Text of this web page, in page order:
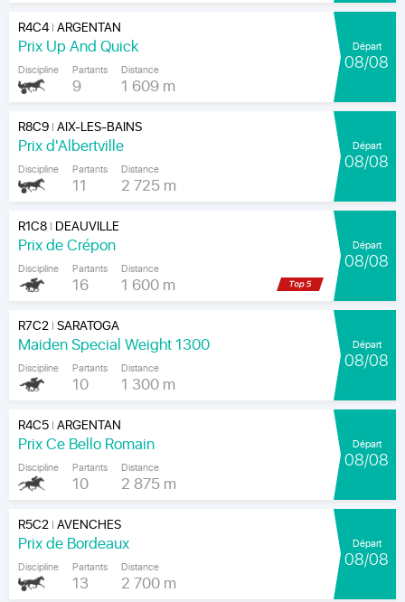
R4C4|ARGENTAN
Prix Up And Quick
Discipline Partants
9
Distance
1 609 m
Départ
08/08
R8C9|AIX-LES-BAINS
Prix d'Albertville
Discipline Partants
11
Distance
2 725 m
Départ
08/08
R1C8| DEAUVILLE
Prix de Crépon
Discipline Partants
16
Distance
1 600 m
Départ
08/08
R7C2|SARATOGA
Maiden Special Weight 1300
Discipline Partants
10
Distance
1 300 m
Départ
08/08
R4C5|ARGENTAN
Prix Ce Bello Romain
Discipline Partants
10
Distance
2 875 m
Départ
08/08
R5C2|AVENCHES
Prix de Bordeaux
Discipline Partants
13
Distance
2 700 m
Départ
08/08